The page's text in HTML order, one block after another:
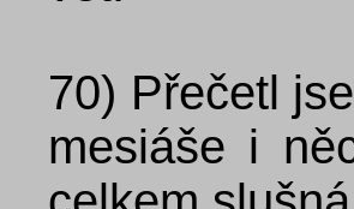
70) Přečetl
mesiáše i